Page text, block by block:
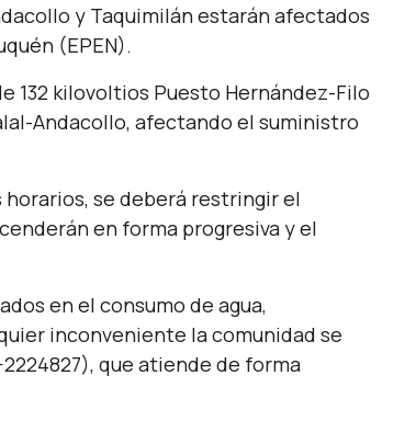
y Taquimilán estarán afectados
(EPEN).
132 kilovoltios Puesto Hernández-Filo
Andacollo, afectando el suministro
se deberá restringir el
en forma progresiva y el
en el consumo de agua,
inconveniente la comunidad se
que atiende de forma